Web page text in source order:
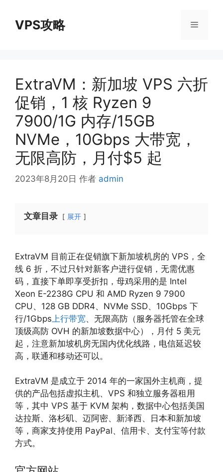
VPS攻略 菜
ExtraVM：新加坡 VPS 六折
促销，1 核 Ryzen 9
7900/1G 内存/15GB
NVMe，10Gbps 大带宽，
无限高防，月付$5 起
2023年8月20日 作者 admin
文章目录 展开
ExtraVM 目前正在促销旗下新加坡机房的 VPS，全
线 6 折，不过只针对新客户进行促销，无需优惠
码，直接下单即享受折扣，母鸡采用的是 Intel
Xeon E-2238G CPU 和 AMD Ryzen 9 7900
CPU、128 GB DDR4、NVMe SSD、10Gbps 下
行/1Gbps 上行带宽、无限高防（服务器托管在全球
顶级高防 OVH 的新加坡数据中心），月付 5 美元
起，注意新加坡机房无国内优化线路，电信延迟较
高，联通和移动还可以。
ExtraVM 是成立于 2014 年的一家国外主机商，提
供的产品包括虚拟主机、VPS 和独立服务器租用
等，其中 VPS 基于 KVM 架构，数据中心包括美国
达拉斯、洛杉矶、迈阿密、新泽西、日本和新加坡
等，商家支持使用 PayPal、信用卡、支付宝等付款
方式。